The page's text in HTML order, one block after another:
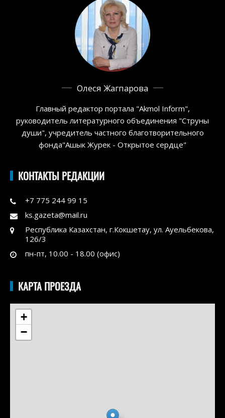
Олеся Жагпарова
Главный редактор портала "Akmol Inform",
руководитель литературного объединения "Струны
души", учредитель частного благотворительного
фонда"Ашык Журек - Открытое сердце"
КОНТАКТЫ РЕДАКЦИИ
+7 775 244 99 15
ks.gazeta@mail.ru
Республика Казахстан, г.Кокшетау, ул. Ауельбекова,
126/3
пн-пт, 10.00 - 18.00 (офис)
КАРТА ПРОЕЗДА
+
−